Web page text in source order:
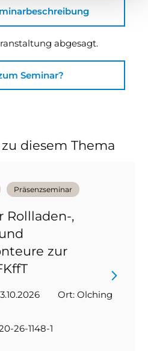
abgesagt.
Seminar?
diesem Thema
Präsenzseminar
Rollladen-,
zur
Ort: Olching
26-1148-1